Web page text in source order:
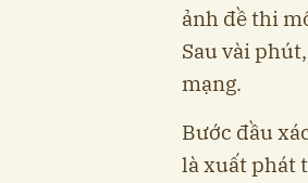
ảnh đề thi
Sau vài
mạng.
Bước đầu
là xuất phát